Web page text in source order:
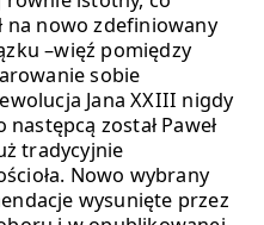
na nowo zdefiniowany
–więź pomiędzy
sobie
Jana XXIII nigdy
został Paweł
tradycyjnie
Nowo wybrany
wysunięte przez